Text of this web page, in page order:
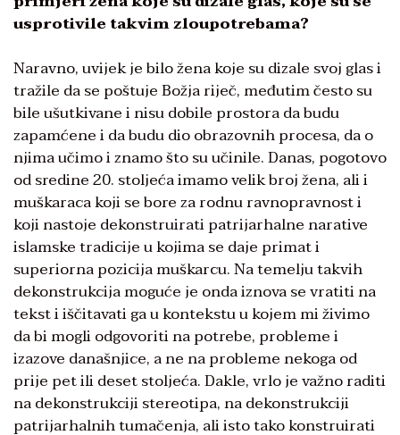
usprotivile takvim zloupotrebama?
Naravno, uvijek je bilo žena koje su dizale svoj glas i
tražile da se poštuje Božja riječ, međutim često su
bile ušutkivane i nisu dobile prostora da budu
zapamćene i da budu dio obrazovnih procesa, da o
njima učimo i znamo što su učinile. Danas, pogotovo
od sredine 20. stoljeća imamo velik broj žena, ali i
muškaraca koji se bore za rodnu ravnopravnost i
koji nastoje dekonstruirati patrijarhalne narative
islamske tradicije u kojima se daje primat i
superiorna pozicija muškarcu. Na temelju takvih
dekonstrukcija moguće je onda iznova se vratiti na
tekst i iščitavati ga u kontekstu u kojem mi živimo
da bi mogli odgovoriti na potrebe, probleme i
izazove današnjice, a ne na probleme nekoga od
prije pet ili deset stoljeća. Dakle, vrlo je važno raditi
na dekonstrukciji stereotipa, na dekonstrukciji
patrijarhalnih tumačenja, ali isto tako konstruirati